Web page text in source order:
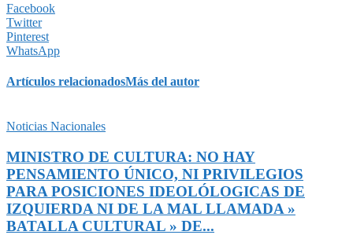
Facebook
Twitter
Pinterest
WhatsApp
Artículos relacionadosMás del autor
Noticias Nacionales
MINISTRO DE CULTURA: NO HAY
PENSAMIENTO ÚNICO, NI PRIVILEGIOS
PARA POSICIONES IDEOLÓLOGICAS DE
IZQUIERDA NI DE LA MAL LLAMADA »
BATALLA CULTURAL » DE...